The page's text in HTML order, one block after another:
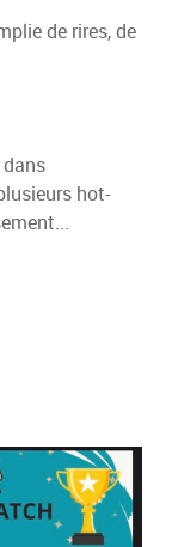
de rires, de
hot-